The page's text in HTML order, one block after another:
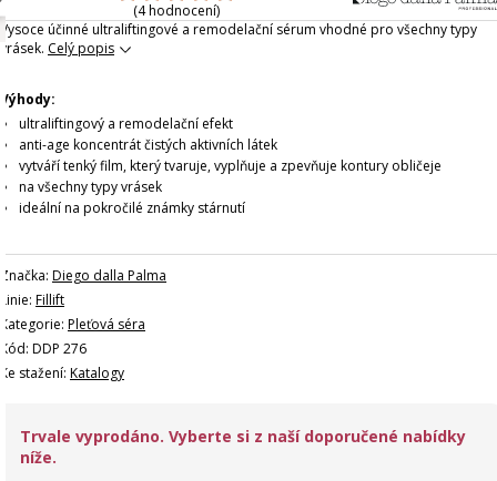
(4 hodnocení)
Vysoce účinné ultraliftingové a remodelační sérum vhodné pro všechny typy
vrásek. Celý popis
Výhody:
ultraliftingový a remodelační efekt
anti-age koncentrát čistých aktivních látek
vytváří tenký film, který tvaruje, vyplňuje a zpevňuje kontury obličeje
na všechny typy vrásek
ideální na pokročilé známky stárnutí
Značka: Diego dalla Palma
Linie: Fillift
Kategorie: Pleťová séra
Kód: DDP 276
Ke stažení: Katalogy
Trvale vyprodáno. Vyberte si z naší doporučené nabídky
níže.